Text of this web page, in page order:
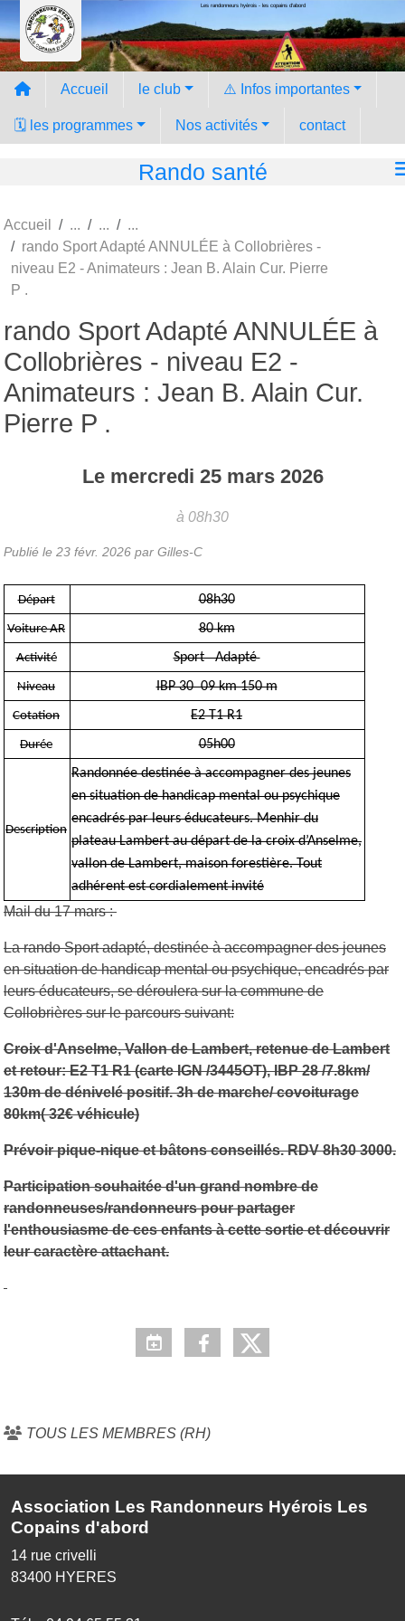
Les randonneurs hyèrois - les copains d'abord
Accueil le club ⚠️ Infos importantes
🗓️ les programmes Nos activités contact
Rando santé
Accueil
rando Sport Adapté ANNULÉE à Collobrières -
niveau E2 - Animateurs : Jean B. Alain Cur. Pierre
P .
rando Sport Adapté ANNULÉE à
Collobrières - niveau E2 -
Animateurs : Jean B. Alain Cur.
Pierre P .
Le mercredi 25 mars 2026
à 08h30
Publié le 23 févr. 2026 par Gilles-C
Départ 08h30
Voiture AR 80 km
Activité Sport Adapté
Niveau IBP 30 09 km 150 m
Cotation E2 T1 R1
Durée 05h00
Description
Randonnée destinée à accompagner des jeunes
en situation de handicap mental ou psychique
encadrés par leurs éducateurs. Menhir du
plateau Lambert au départ de la croix d’Anselme,
vallon de Lambert, maison forestière. Tout
adhérent est cordialement invité
Mail du 17 mars :
La rando Sport adapté, destinée à accompagner des jeunes
en situation de handicap mental ou psychique, encadrés par
leurs éducateurs, se déroulera sur la commune de
Collobrières sur le parcours suivant:
Croix d'Anselme, Vallon de Lambert, retenue de Lambert
et retour: E2 T1 R1 (carte IGN /3445OT), IBP 28 /7.8km/
130m de dénivelé positif. 3h de marche/ covoiturage
80km( 32€ véhicule)
Prévoir pique-nique et bâtons conseillés. RDV 8h30 3000.
Participation souhaitée d'un grand nombre de
randonneuses/randonneurs pour partager
l'enthousiasme de ces enfants à cette sortie et découvrir
leur caractère attachant.
TOUS LES MEMBRES (RH)
Association Les Randonneurs Hyérois Les
Copains d'abord
14 rue crivelli
83400 HYERES
Panneau de gestion des cookies